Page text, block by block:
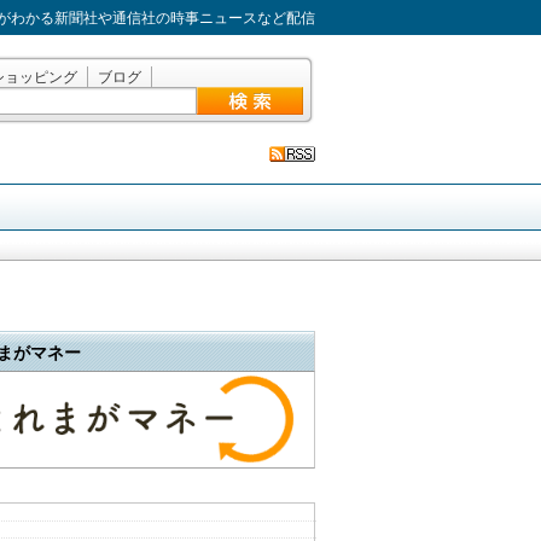
わかる新聞社や通信社の時事ニュースなど配信
ョッピング ブログ
がマネー